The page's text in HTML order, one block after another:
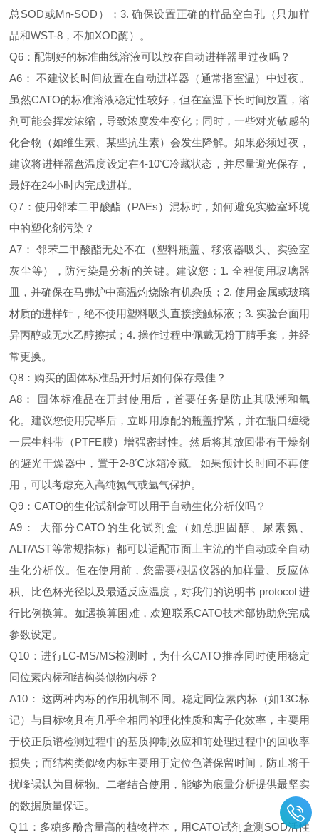
总SOD或Mn-SOD）；3. 确保设置正确的样品空白孔（只加样
品和WST-8，不加XOD酶）。
Q6：配制好的标准曲线溶液可以放在自动进样器里过夜吗？
A6： 不建议长时间放置在自动进样器（通常指室温）中过夜。
虽然CATO的标准溶液稳定性较好，但在室温下长时间放置，溶
剂可能会挥发浓缩，导致浓度发生变化；同时，一些对光敏感的
化合物（如维生素、某些抗生素）会发生降解。如果必须过夜，
建议将进样器盘温度设定在4-10℃冷藏状态，并尽量避光保存，
最好在24小时内完成进样。
Q7：使用邻苯二甲酸酯（PAEs）混标时，如何避免实验室环境
中的塑化剂污染？
A7： 邻苯二甲酸酯无处不在（塑料瓶盖、移液器吸头、实验室
灰尘等），防污染是分析的关键。建议您：1. 全程使用玻璃器
皿，并确保在马弗炉中高温灼烧除有机杂质；2. 使用金属或玻璃
材质的进样针，绝不使用塑料吸头直接接触标液；3. 实验台面用
异丙醇或无水乙醇擦拭；4. 操作过程中佩戴无粉丁腈手套，并经
常更换。
Q8：购买的固体标准品开封后如何保存最佳？
A8： 固体标准品在开封使用后，首要任务是防止其吸潮和氧
化。建议您使用完毕后，立即用原配的瓶盖拧紧，并在瓶口缠绕
一层生料带（PTFE膜）增强密封性。然后将其放回带有干燥剂
的避光干燥器中，置于2-8℃冰箱冷藏。如果预计长时间不再使
用，可以考虑充入高纯氮气或氩气保护。
Q9：CATO的生化试剂盒可以用于自动生化分析仪吗？
A9： 大部分CATO的生化试剂盒（如总胆固醇、尿素氮、
ALT/AST等常规指标）都可以适配市面上主流的半自动或全自动
生化分析仪。但在使用前，您需要根据仪器的加样量、反应体
积、比色杯光径以及最适反应温度，对我们的说明书 protocol 进
行比例换算。如遇换算困难，欢迎联系CATO技术部协助您完成
参数设定。
Q10：进行LC-MS/MS检测时，为什么CATO推荐同时使用稳定
同位素内标和结构类似物内标？
A10： 这两种内标的作用机制不同。稳定同位素内标（如13C标
记）与目标物具有几乎全相同的理化性质和离子化效率，主要用
于校正质谱检测过程中的基质抑制效应和前处理过程中的回收率
损失；而结构类似物内标主要用于定位色谱保留时间，防止将干
扰峰误认为目标物。二者结合使用，能够为痕量分析提供最坚实
的数据质量保证。
Q11：多糖多酚含量高的植物样本，用CATO试剂盒测SOD活性